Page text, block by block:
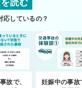
読む
応しているの？
故で、
妊娠中の事故